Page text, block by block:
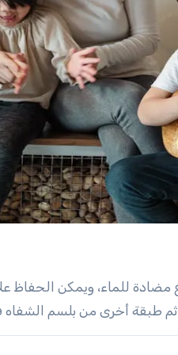
مضادة للماء، ويمكن
طبقة أخرى من بلسم الشفاه